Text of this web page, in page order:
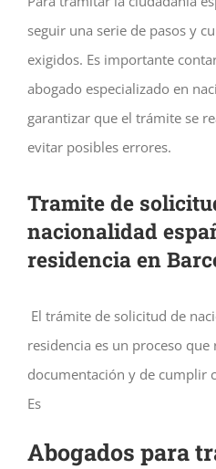
seguir una serie de pasos y
exigidos. Es importante
abogado especializado en
garantizar que el trámite se
evitar posibles errores.
Tramite de
nacionalidad
residencia en
El trámite de solicitud de
residencia es un proceso que
documentación y de cumplir
Es
Abogados para